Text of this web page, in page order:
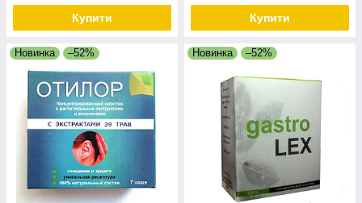
Купити Купити
Новинка –52% Новинка –52%